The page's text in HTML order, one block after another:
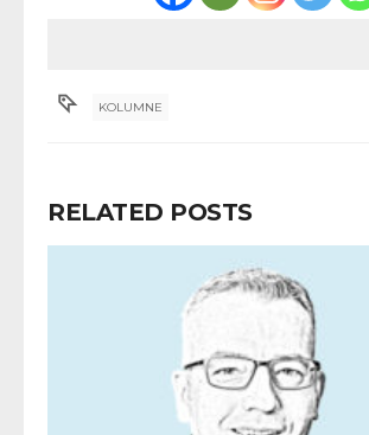
KOLUMNE
RELATED POSTS